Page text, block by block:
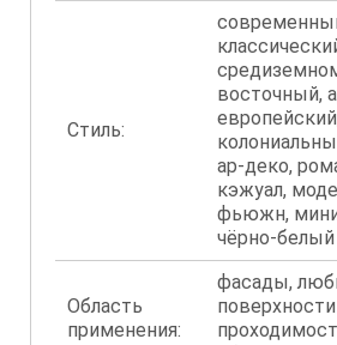
Стиль:
восточный,
ар-деко,
кэжуал,
фьюжн,
чёрно-белый
Область
применения:
фасады,